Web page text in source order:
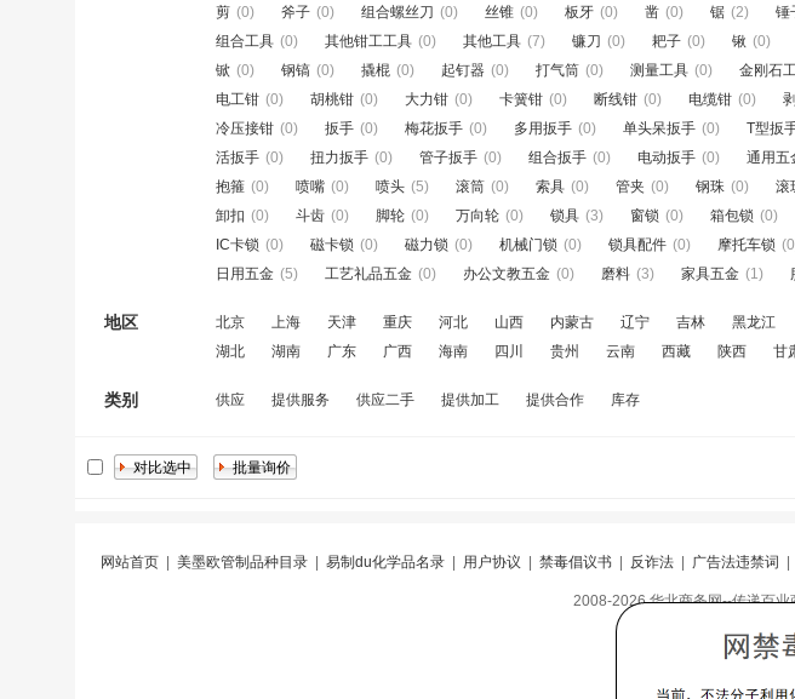
剪 (0) 斧子 (0) 组合螺丝刀 (0) 丝锥 (0) 板牙 (0) 凿 (0) 锯 (2) 锤
组合工具 (0) 其他钳工工具 (0) 其他工具 (7) 镰刀 (0) 耙子 (0) 锹 (0)
锨 (0) 钢镐 (0) 撬棍 (0) 起钉器 (0) 打气筒 (0) 测量工具 (0) 金刚石
电工钳 (0) 胡桃钳 (0) 大力钳 (0) 卡簧钳 (0) 断线钳 (0) 电缆钳 (0)
冷压接钳 (0) 扳手 (0) 梅花扳手 (0) 多用扳手 (0) 单头呆扳手 (0) T型扳
活扳手 (0) 扭力扳手 (0) 管子扳手 (0) 组合扳手 (0) 电动扳手 (0) 通用五
抱箍 (0) 喷嘴 (0) 喷头 (5) 滚筒 (0) 索具 (0) 管夹 (0) 钢珠 (0) 滚
卸扣 (0) 斗齿 (0) 脚轮 (0) 万向轮 (0) 锁具 (3) 窗锁 (0) 箱包锁 (0)
IC卡锁 (0) 磁卡锁 (0) 磁力锁 (0) 机械门锁 (0) 锁具配件 (0) 摩托车锁
日用五金 (5) 工艺礼品五金 (0) 办公文教五金 (0) 磨料 (3) 家具五金 (1)
地区 北京 上海 天津 重庆 河北 山西 内蒙古 辽宁 吉林 黑龙江
湖北
湖南 广东 广西 海南 四川 贵州 云南 西藏 陕西 甘
类别 供应 提供服务 供应二手 提供加工 提供合作 库存
网站首页| 美墨欧管制品种目录| 易制du化学品名录| 用户协议 禁毒倡议书| 反诈法| 广告法违禁词
阅|违规举报|冀ICP备
2008-2026 华北商务网--传递百
邮箱：